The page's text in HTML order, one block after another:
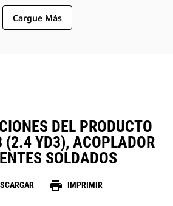
Cargue Más
DEL PRODUCTO
(2.4 YD3), ACOPLADOR
SOLDADOS
print IMPRIMIR